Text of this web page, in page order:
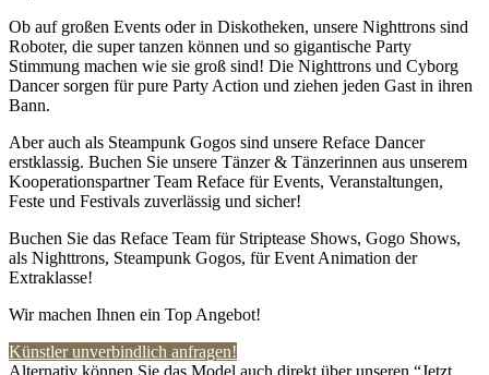
Ob auf großen Events oder in Diskotheken, unsere Nighttrons sind
Roboter, die super tanzen können und so gigantische Party
Stimmung machen wie sie groß sind! Die Nighttrons und Cyborg
Dancer sorgen für pure Party Action und ziehen jeden Gast in ihren
Bann.
Aber auch als Steampunk Gogos sind unsere Reface Dancer
erstklassig. Buchen Sie unsere Tänzer & Tänzerinnen aus unserem
Kooperationspartner Team Reface für Events, Veranstaltungen,
Feste und Festivals zuverlässig und sicher!
Buchen Sie das Reface Team für Striptease Shows, Gogo Shows,
als Nighttrons, Steampunk Gogos, für Event Animation der
Extraklasse!
Wir machen Ihnen ein Top Angebot!
Künstler unverbindlich anfragen!
Alternativ können Sie das Model auch direkt über unseren “Jetzt